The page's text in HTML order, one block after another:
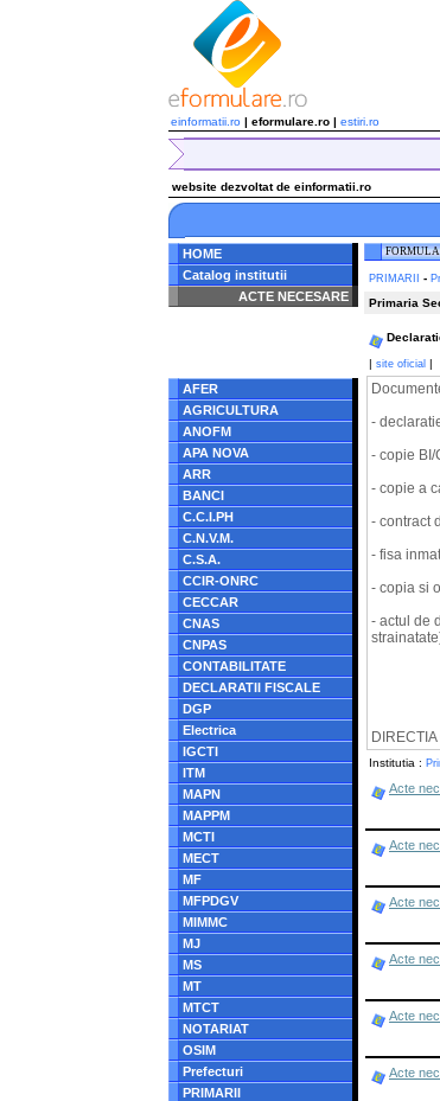
einformatii.ro | eformulare.ro | estiri.ro
website dezvoltat de einformatii.ro
HOME
Catalog institutii
ACTE NECESARE
/home/eformulare.ro/public_html/navigare/
AFER
AGRICULTURA
ANOFM
APA NOVA
ARR
BANCI
C.C.I.PH
C.N.V.M.
C.S.A.
CCIR-ONRC
CECCAR
CNAS
CNPAS
CONTABILITATE
DECLARATII FISCALE
DGP
Electrica
IGCTI
ITM
MAPN
MAPPM
MCTI
MECT
MF
MFPDGV
MIMMC
MJ
MS
MT
MTCT
NOTARIAT
OSIM
Prefecturi
PRIMARII
PRIMARII -
Primaria
| site oficial |
-
- copie BI/
- copie a
- contract
- fisa
- copia si
- actul de
Institutia :
Acte
Acte
Acte
Acte
Acte
Acte